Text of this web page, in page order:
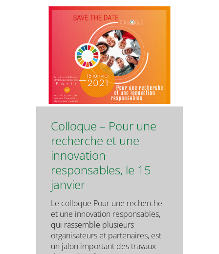
Colloque – Pour une
recherche et une
innovation
responsables, le 15
janvier
Le colloque Pour une recherche
et une innovation responsables,
qui rassemble plusieurs
organisateurs et partenaires, est
un jalon important des travaux